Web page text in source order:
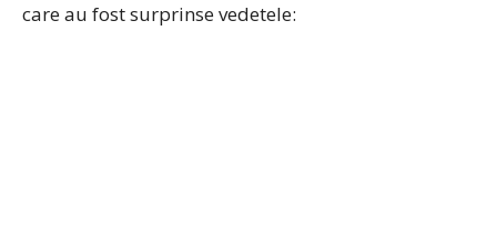
care au fost surprinse vedetele: